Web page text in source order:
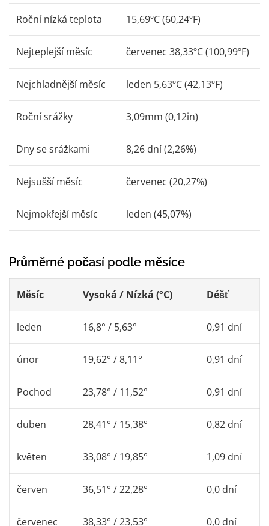
Roční nízká teplota 15,69ºC (60,24ºF)
Nejteplejší měsíc červenec 38,33ºC (100,99ºF)
Nejchladnější měsíc leden 5,63ºC (42,13ºF)
Roční srážky 3,09mm (0,12in)
Dny se srážkami 8,26 dní (2,26%)
Nejsušší měsíc červenec (20,27%)
Nejmokřejší měsíc leden (45,07%)
Průměrné počasí podle měsíce
Měsíc Vysoká / Nízká (°C) Déšť
leden 16,8° / 5,63° 0,91 dní
únor 19,62° / 8,11° 0,91 dní
Pochod 23,78° / 11,52° 0,91 dní
duben 28,41° / 15,38° 0,82 dní
květen 33,08° / 19,85° 1,09 dní
červen 36,51° / 22,28° 0,0 dní
červenec 38,33° / 23,53° 0,0 dní